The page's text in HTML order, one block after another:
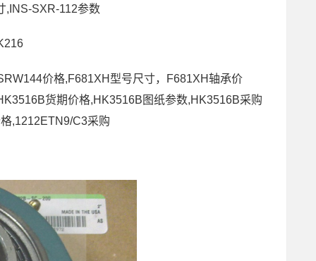
,INS-SXR-112参数
价格,F681XH型号尺寸，F681XH轴承价
货期价格,HK3516B图纸参数,HK3516B采购
,1212ETN9/C3采购